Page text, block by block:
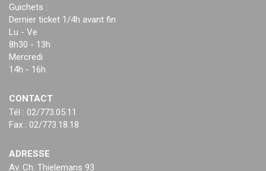
Guichets :
Dernier ticket 1/4h avant fin
Lu - Ve
8h30 - 13h
Mercredi
14h - 16h
CONTACT
Tél : 02/773.05.11
Fax : 02/773.18.18
ADRESSE
Av. Ch. Thielemans 93